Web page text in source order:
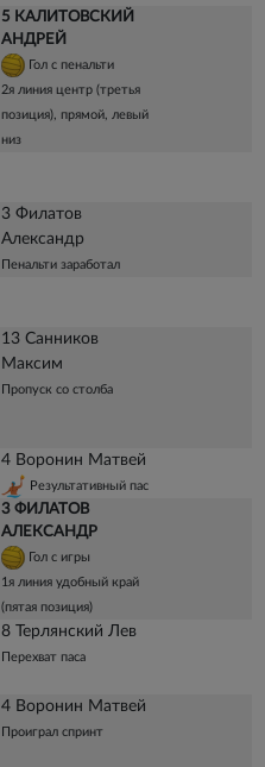
5 КАЛИТОВСКИЙ
АНДРЕЙ
Гол с пенальти
2я линия центр (третья
позиция), прямой, левый
низ
3 Филатов
Александр
Пенальти заработал
13 Санников
Максим
Пропуск со столба
4 Воронин Матвей
Результативный пас
3 ФИЛАТОВ
АЛЕКСАНДР
Гол с игры
1я линия удобный край
(пятая позиция)
8 Терлянский Лев
Перехват паса
4 Воронин Матвей
Проиграл спринт